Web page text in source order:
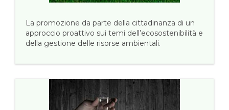
La promozione da parte della cittadinanza di un
approccio proattivo sui temi dell’ecosostenibilità e
della gestione delle risorse ambientali.